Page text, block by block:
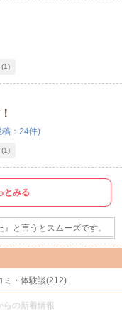
(1)
稿：24件)
(1)
とみる
と言うとスムーズです。
ミ・体験談(212)
らの新着情報